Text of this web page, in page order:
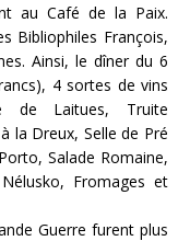
au Café de la Paix.
Bibliophiles François,
Ainsi, le dîner du 6
4 sortes de vins
de Laitues, Truite
la Dreux, Selle de Pré
Salade Romaine,
Fromages et
Guerre furent plus